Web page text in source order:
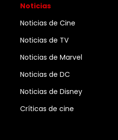
Noticias
Noticias de Cine
Noticias de TV
Noticias de Marvel
Noticias de DC
Noticias de Disney
Críticas de cine